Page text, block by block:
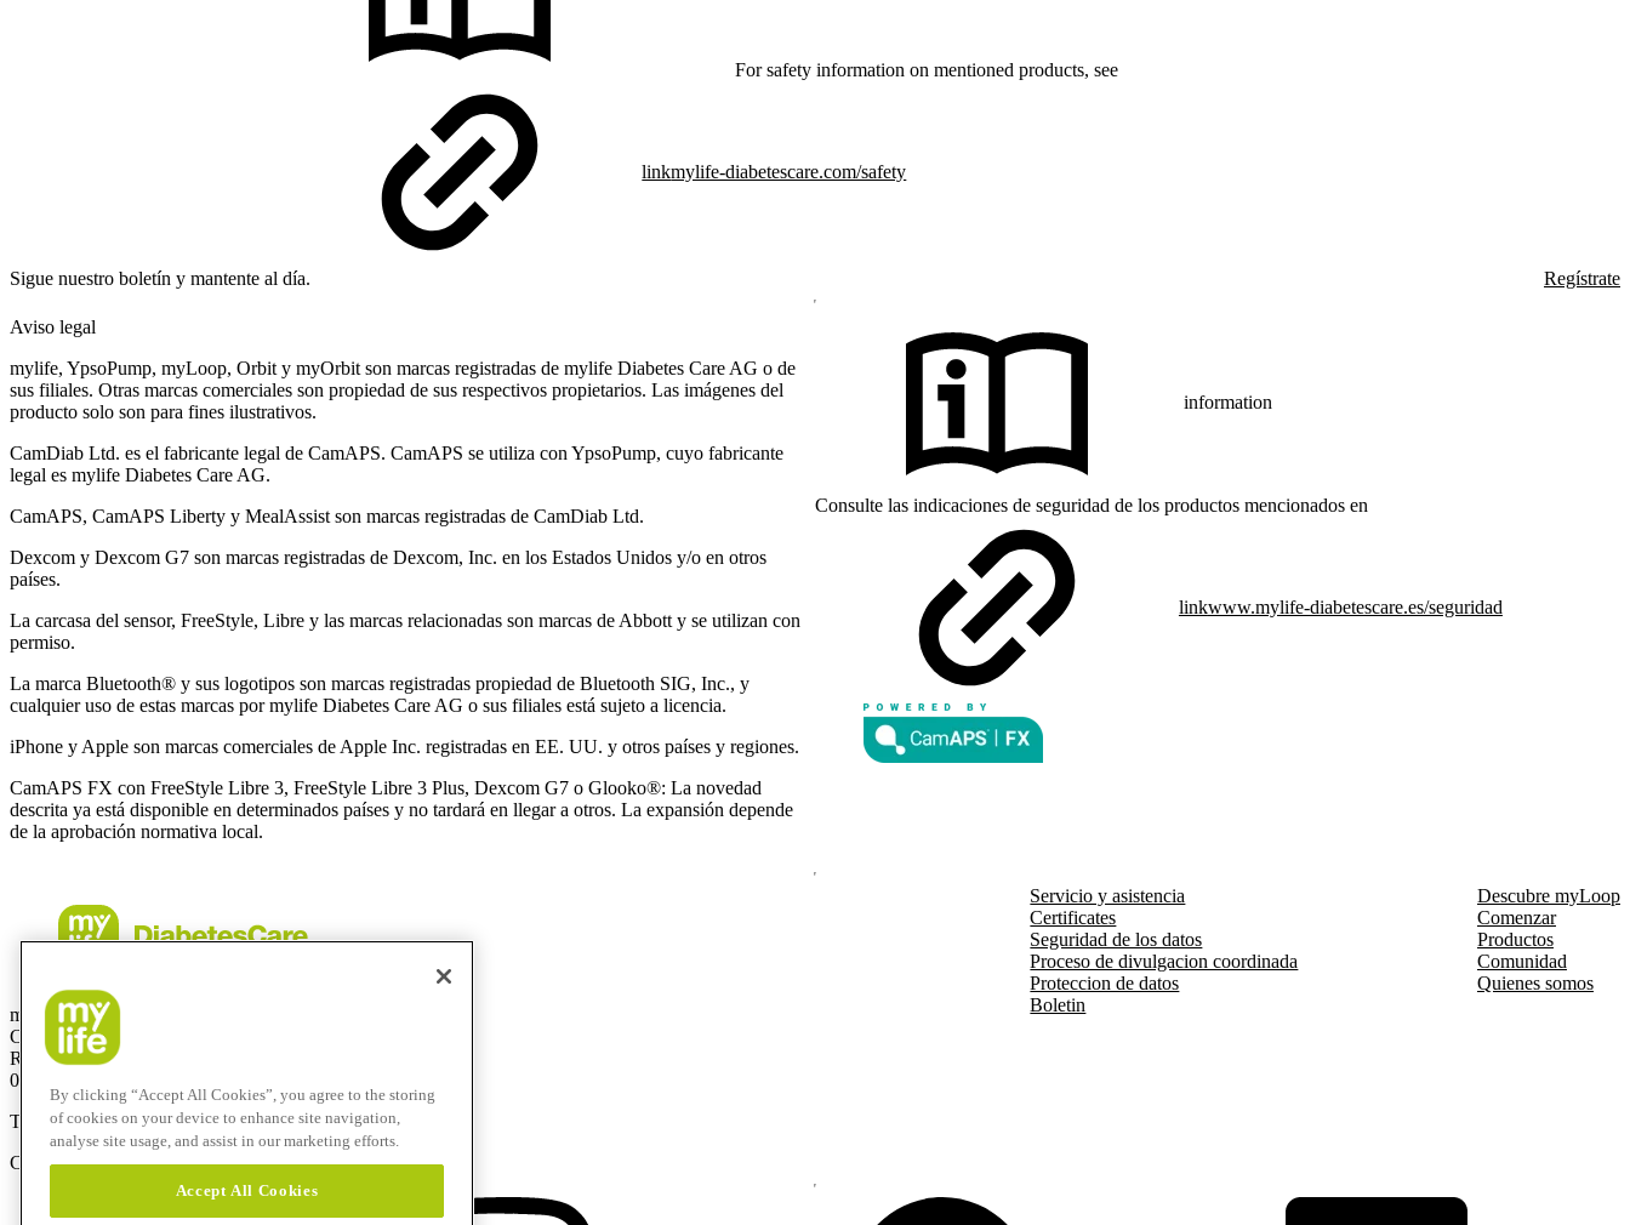
For safety information on mentioned products, see
linkmylife-diabetescare.com/safety
Sigue nuestro boletín y mantente al día. Regístrate
Aviso legal
mylife, YpsoPump, myLoop, Orbit y myOrbit son marcas registradas de mylife Diabetes Care AG o de
sus filiales. Otras marcas comerciales son propiedad de sus respectivos propietarios. Las imágenes del
producto solo son para fines ilustrativos.
CamDiab Ltd. es el fabricante legal de CamAPS. CamAPS se utiliza con YpsoPump, cuyo fabricante
legal es mylife Diabetes Care AG.
CamAPS, CamAPS Liberty y MealAssist son marcas registradas de CamDiab Ltd.
Dexcom y Dexcom G7 son marcas registradas de Dexcom, Inc. en los Estados Unidos y/o en otros
países.
La carcasa del sensor, FreeStyle, Libre y las marcas relacionadas son marcas de Abbott y se utilizan con
permiso.
La marca Bluetooth® y sus logotipos son marcas registradas propiedad de Bluetooth SIG, Inc., y
cualquier uso de estas marcas por mylife Diabetes Care AG o sus filiales está sujeto a licencia.
iPhone y Apple son marcas comerciales de Apple Inc. registradas en EE. UU. y otros países y regiones.
CamAPS FX con FreeStyle Libre 3, FreeStyle Libre 3 Plus, Dexcom G7 o Glooko®: La novedad
descrita ya está disponible en determinados países y no tardará en llegar a otros. La expansión depende
de la aprobación normativa local.
information
Consulte las indicaciones de seguridad de los productos mencionados en
linkwww.mylife-diabetescare.es/seguridad
mylife Diabetes Care, SLU
CIF: B67083030
Rb. Catalunya, 18, 1ª Planta
08007 Barcelona
Teléfono:+34 937077003
Correo electrónico:info@mylife-diabetescare.es
Servicio y asistencia
Certificates
Seguridad de los datos
Proceso de divulgacion coordinada
Proteccion de datos
Boletin
Descubre myLoop
Comenzar
Productos
Comunidad
Quienes somos
By clicking “Accept All Cookies”, you agree to the storing
of cookies on your device to enhance site navigation,
analyse site usage, and assist in our marketing efforts.
Accept All Cookies